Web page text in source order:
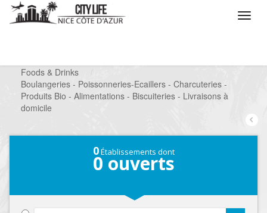
Foods & Drinks
/
Boulangeries - Poissonneries-Ecaillers - Charcuteries -
Produits Bio - Alimentations - Biscuiteries - Livraisons à
domicile
0Établissements dont
0 ouverts